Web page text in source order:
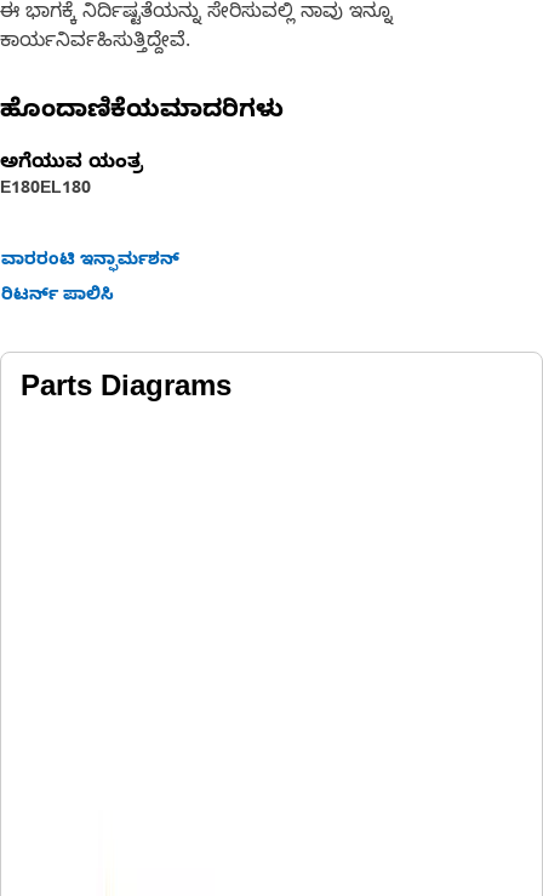
ಈ ಭಾಗಕ್ಕೆ ನಿರ್ದಿಷ್ಟತೆಯನ್ನು ಸೇರಿಸುವಲ್ಲಿ ನಾವು ಇನ್ನೂ
ಕಾರ್ಯನಿರ್ವಹಿಸುತ್ತಿದ್ದೇವೆ.
ಹೊಂದಾಣಿಕೆಯಮಾದರಿಗಳು
ಅಗೆಯುವ ಯಂತ್ರ
E180EL180
ವಾರರಂಟಿ ಇನ್ಫಾರ್ಮಶನ್
ರಿಟರ್ನ್ ಪಾಲಿಸಿ
Parts Diagrams